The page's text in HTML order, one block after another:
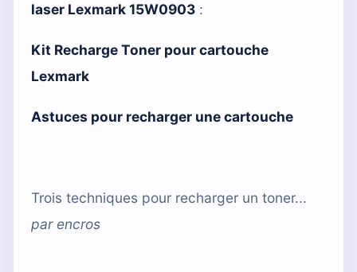
laser Lexmark 15W0903 :
Kit Recharge Toner pour cartouche
Lexmark
Astuces pour recharger une cartouche
Trois techniques pour recharger un toner...
parencros